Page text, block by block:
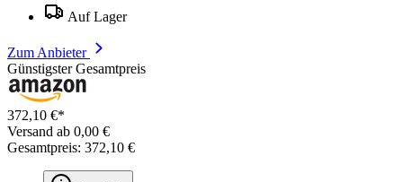
Auf Lager
Zum Anbieter
Günstigster Gesamtpreis
372,10 €*
Versand ab 0,00 €
Gesamtpreis: 372,10 €